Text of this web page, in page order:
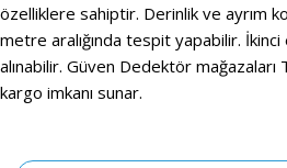
özelliklere sahiptir. Derinlik ve ayrım
metre aralığında tespit yapabilir.
alınabilir. Güven Dedektör
kargo imkanı sunar.